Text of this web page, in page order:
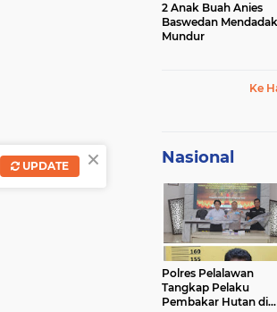
2 Anak Buah Anies
Baswedan Mendadak
Mundur
Ke
Nasional
Polres Pelalawan
Tangkap Pelaku
Pembakar Hutan di
×
UPDATE